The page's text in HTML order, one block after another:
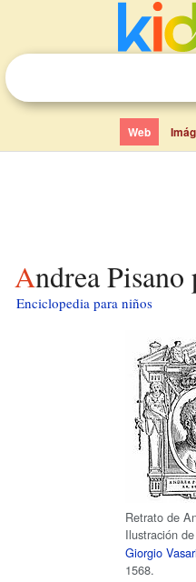
Web
Andrea
Enciclopedia para niños
Retrato de
Ilustración de
Giorgio Vasari
1568.